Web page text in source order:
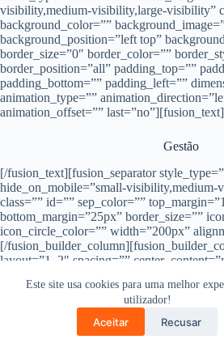
Este site usa cookies para uma melhor
utilizador!
Aceitar Recusar
visibility,medium-visibility,large-visibility”
background_color=””
background_position=”left top”
border_size=”0″ border_color=””
border_position=”all” padding_top=””
padding_bottom=”” padding_left=””
animation_type=””
animation_offset=”” last=”no”][fusion_text]
Gestão
[/fusion_text][fusion_separator
hide_on_mobile=”small-
class=”” id=”” sep_color=””
bottom_margin=”25px” border_size=””
icon_circle_color=”” width=”200px”
[/
layout=”1_2″ spacing=””
link=”” min_height=””
visibility,large-visibility” class=”” id=””
background_image=””
background_repeat=”no-repeat”
border_style=”solid”